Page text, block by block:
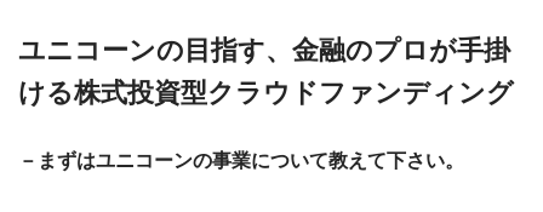
ユニコーンの目指す、金融のプロが手掛
ける株式投資型クラウドファンディング
－まずはユニコーンの事業について教えて下さい。